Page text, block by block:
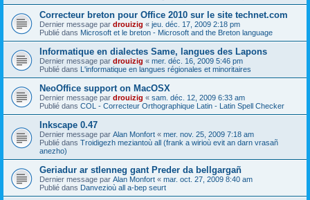
Correcteur breton pour Office 2010 sur le site technet.com
Dernier message par drouizig « jeu. déc. 17, 2009 2:18 pm
Publié dans Microsoft et le breton - Microsoft and the Breton language
Informatique en dialectes Same, langues des Lapons
Dernier message par drouizig « mer. déc. 16, 2009 5:46 pm
Publié dans L'informatique en langues régionales et minoritaires
NeoOffice support on MacOSX
Dernier message par drouizig « sam. déc. 12, 2009 6:33 am
Publié dans COL - Correcteur Orthographique Latin - Latin Spell Checker
Inkscape 0.47
Dernier message par Alan Monfort « mer. nov. 25, 2009 7:18 am
Publié dans Troidigezh meziantoù all (frank a wirioù evit an darn vrasañ
anezho)
Geriadur ar stlenneg gant Preder da bellgargañ
Dernier message par Alan Monfort « mar. oct. 27, 2009 8:40 am
Publié dans Danvezioù all a-bep seurt